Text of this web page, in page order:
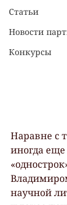
Статьи
Новости
Конкурсы
Наравне с
иногда
научной